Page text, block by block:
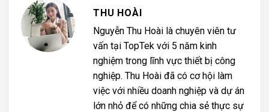
THU HOÀI
Nguyễn Thu Hoài là chuyên viên tư
vấn tại TopTek với 5 năm kinh
nghiệm trong lĩnh vực thiết bị công
nghiệp. Thu Hoài đã có cơ hội làm
việc với nhiều doanh nghiệp và dự án
lớn nhỏ để có những chia sẻ thực sự